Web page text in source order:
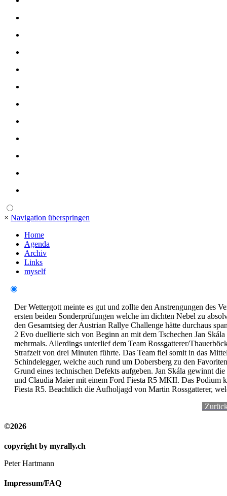
× Navigation überspringen
Home
Agenda
Archiv
Links
myself
Der Wettergott meinte es gut und zollte den Anstrengungen des
ersten beiden Sonderprüfungen welche im dichten Nebel zu
den Gesamtsieg der Austrian Rallye Challenge hätte durchaus
2 Evo duellierte sich von Beginn an mit dem Tschechen Jan
mehrmals. Allerdings unterlief dem Team Rossgatterer/
Strafzeit von drei Minuten führte. Das Team fiel somit in das
Schindelegger, welche auch rund um Dobersberg zu den
Grund eines technischen Defekts aufgeben. Jan Skála gewinnt
und Claudia Maier mit einem Ford Fiesta R5 MKII. Das Podium
Fiesta R5. Beachtlich die Aufholjagd von Martin Rossgatterer,
©2026
copyright by myrally.ch
Peter Hartmann
Impressum/FAQ